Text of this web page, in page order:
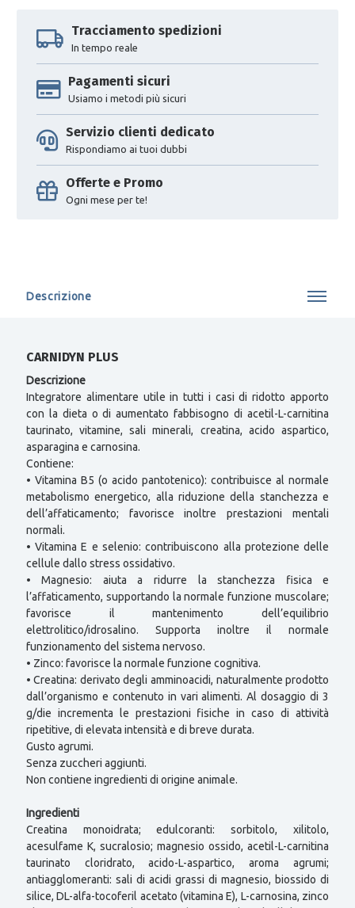
Tracciamento spedizioni
In tempo reale
Pagamenti sicuri
Usiamo i metodi più sicuri
Servizio clienti dedicato
Rispondiamo ai tuoi dubbi
Offerte e Promo
Ogni mese per te!
Descrizione
CARNIDYN PLUS
Descrizione
Integratore alimentare utile in tutti i casi di ridotto apporto
con la dieta o di aumentato fabbisogno di acetil-L-carnitina
taurinato, vitamine, sali minerali, creatina, acido aspartico,
asparagina e carnosina.
Contiene:
• Vitamina B5 (o acido pantotenico): contribuisce al normale
metabolismo energetico, alla riduzione della stanchezza e
dell’affaticamento; favorisce inoltre prestazioni mentali
normali.
• Vitamina E e selenio: contribuiscono alla protezione delle
cellule dallo stress ossidativo.
• Magnesio: aiuta a ridurre la stanchezza fisica e
l’affaticamento, supportando la normale funzione muscolare;
favorisce il mantenimento dell’equilibrio
elettrolitico/idrosalino. Supporta inoltre il normale
funzionamento del sistema nervoso.
• Zinco: favorisce la normale funzione cognitiva.
• Creatina: derivato degli amminoacidi, naturalmente prodotto
dall’organismo e contenuto in vari alimenti. Al dosaggio di 3
g/die incrementa le prestazioni fisiche in caso di attività
ripetitive, di elevata intensità e di breve durata.
Gusto agrumi.
Senza zuccheri aggiunti.
Non contiene ingredienti di origine animale.
Ingredienti
Creatina monoidrata; edulcoranti: sorbitolo, xilitolo,
acesulfame K, sucralosio; magnesio ossido, acetil-L-carnitina
taurinato cloridrato, acido-L-aspartico, aroma agrumi;
antiagglomeranti: sali di acidi grassi di magnesio, biossido di
silice, DL-alfa-tocoferil acetato (vitamina E), L-carnosina, zinco